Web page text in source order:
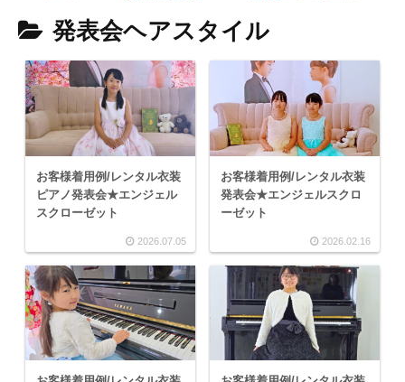
発表会ヘアスタイル
お客様着用例/レンタル衣装
ピアノ発表会★エンジェル
スクローゼット
2026.07.05
お客様着用例/レンタル衣装
発表会★エンジェルスクロ
ーゼット
2026.02.16